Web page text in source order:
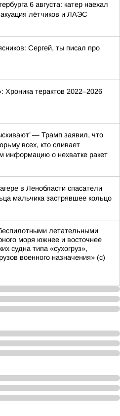
6 августа: катер наехал
лётчиков и ЛАЭС
Сергей, ты писал про
Хроника терактов 2022–2026
— Трамп заявил, что
всех, кто сливает
информацию о нехватке ракет
в Ленобласти спасатели
мальчика застрявшее кольцо
летательными
моря южнее и восточнее
судна типа «сухогруз»,
военного назначения» (с)